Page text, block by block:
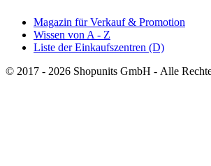
Magazin für Verkauf & Promotion
Wissen von A - Z
Liste der Einkaufszentren (D)
© 2017 - 2026 Shopunits GmbH - Alle